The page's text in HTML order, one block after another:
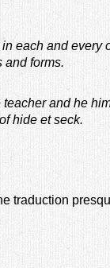
each and every
and forms.
and he
hide et seck.
traduction